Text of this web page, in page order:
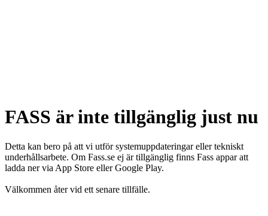
FASS är inte tillgänglig just nu
Detta kan bero på att vi utför systemuppdateringar eller tekniskt
underhållsarbete. Om Fass.se ej är tillgänglig finns Fass appar att
ladda ner via App Store eller Google Play.
Välkommen åter vid ett senare tillfälle.